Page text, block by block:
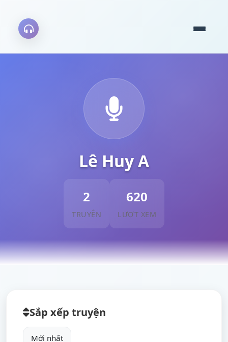
Lê Huy A
2
TRUYỆN
620
LƯỢT XEM
Sắp xếp truyện